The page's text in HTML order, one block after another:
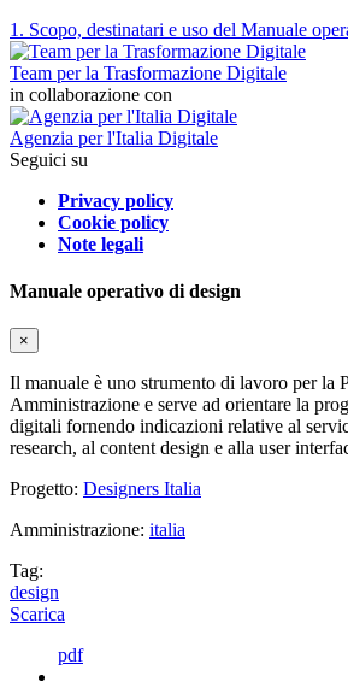
1. Scopo, destinatari e uso del Manuale
Team per la Trasformazione Digitale
in collaborazione con
Agenzia per l'Italia Digitale
Seguici su
Privacy policy
Cookie policy
Note legali
Manuale operativo di design
×
Il manuale è uno strumento di lavoro per la
Amministrazione e serve ad orientare la
digitali fornendo indicazioni relative al
research, al content design e alla user
Progetto: Designers Italia
Amministrazione: italia
Tag:
design
Scarica
pdf